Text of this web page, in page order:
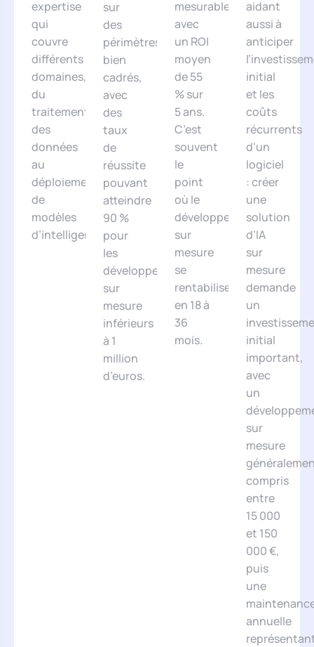
expertise
qui
couvre
différents
domaines,
du
traitement
des
données
au
déploiement
de
modèles
d’intelligence.
sur
des
périmètres
bien
cadrés,
avec
des
taux
de
réussite
pouvant
atteindre
90 %
pour
les
développements
sur
mesure
inférieurs
à 1
million
d’euros.
mesurable,
avec
un ROI
moyen
de 55
% sur
5 ans.
C’est
souvent
le
point
où le
développement
sur
mesure
se
rentabilise
en 18 à
36
mois.
aidant
aussi à
anticiper
initial
et les
coûts
récurrents
d'un
logiciel
: créer
une
solution
d’IA
sur
mesure
demande
un
initial
important,
avec
un
sur
mesure
compris
entre
15 000
et 150
000 €,
puis
une
annuelle